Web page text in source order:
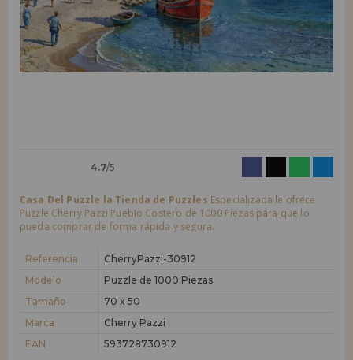
LIQUIDACIONES
INFORMACIÓN
Quiero registrarme como
nuevo cliente
Al crear una cuenta en casadelpuzzle.com podrás realizar tus compras
nuevo distribuidor
¿Eres Profesional o Empresa?. ¿Quieres vender en tu negocio
condiciones de ventas con descuentos especiales para la distribución.
¡Adelante! Te estábamos esperando.
4.7/5
Casa Del Puzzle la Tienda de Puzzles Especializada le ofrece
Puzzle Cherry Pazzi Pueblo Costero de 1000 Piezas para que lo
pueda comprar de forma rápida y segura.
Referencia
CherryPazzi-30912
Modelo
Puzzle de 1000 Piezas
Tamaño
70 x 50
Marca
Cherry Pazzi
EAN
593728730912